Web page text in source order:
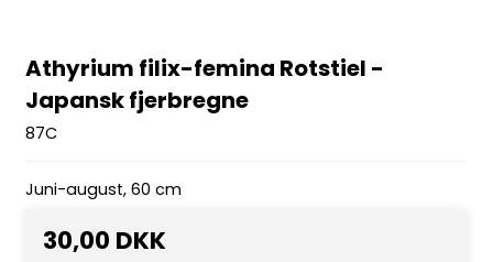
Athyrium filix-femina Rotstiel -
Japansk fjerbregne
87C
Juni-august, 60 cm
30,00 DKK